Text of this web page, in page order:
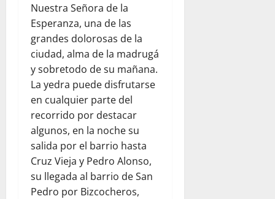
Nuestra Señora de la
Esperanza, una de las
grandes dolorosas de la
ciudad, alma de la madrugá
y sobretodo de su mañana.
La yedra puede disfrutarse
en cualquier parte del
recorrido por destacar
algunos, en la noche su
salida por el barrio hasta
Cruz Vieja y Pedro Alonso,
su llegada al barrio de San
Pedro por Bizcocheros,